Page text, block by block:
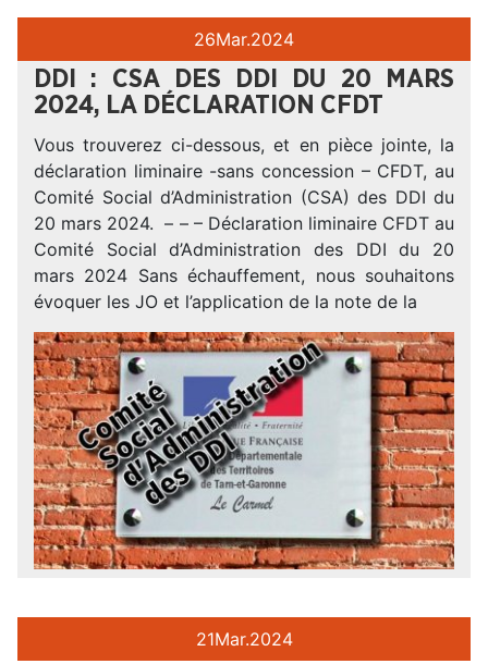
26Mar.2024
DDI : CSA DES DDI DU 20 MARS
2024, LA DÉCLARATION CFDT
Vous trouverez ci-dessous, et en pièce jointe, la
déclaration liminaire -sans concession – CFDT, au
Comité Social d’Administration (CSA) des DDI du
20 mars 2024. – – – Déclaration liminaire CFDT au
Comité Social d’Administration des DDI du 20
mars 2024 Sans échauffement, nous souhaitons
évoquer les JO et l’application de la note de la
21Mar.2024